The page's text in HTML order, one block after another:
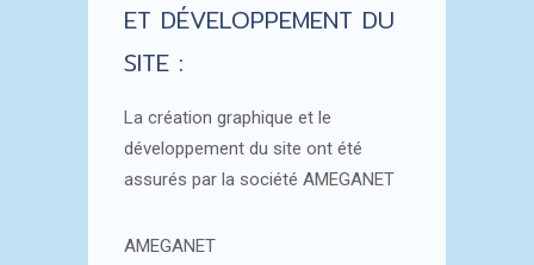
ET DÉVELOPPEMENT DU
SITE :
La création graphique et le
développement du site ont été
assurés par la société AMEGANET
AMEGANET